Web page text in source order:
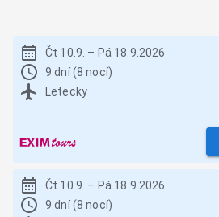
Čt 10.9. – Pá 18.9.2026
9 dní (8 nocí)
Letecky
Čt 10.9. – Pá 18.9.2026
9 dní (8 nocí)